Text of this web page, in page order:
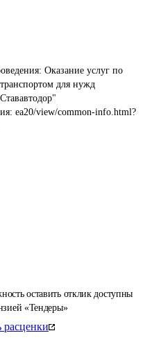
оставить отклик доступны
«Тендеры»
расценки
Оказание услуг по
для нужд
ea20/view/common-info.html?